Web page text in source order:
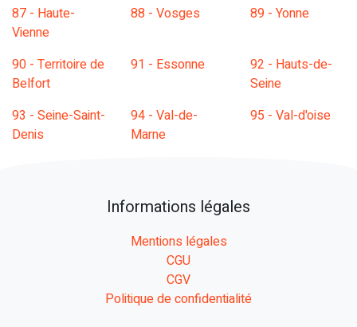
87 - Haute-
Vienne
88 - Vosges 89 - Yonne
90 - Territoire de
Belfort
91 - Essonne
92 - Hauts-de-
Seine
93 - Seine-Saint-
Denis
94 - Val-de-
Marne
95 - Val-d'oise
Informations légales
Mentions légales
CGU
CGV
Politique de confidentialité